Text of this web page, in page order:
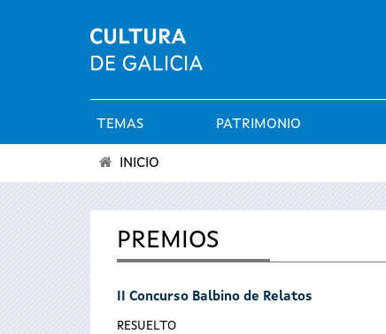
Menú
principal
TEMAS PATRIMONIO
encuentra
aquí
INICIO
PREMIOS
II Concurso Balbino de Relatos
RESUELTO